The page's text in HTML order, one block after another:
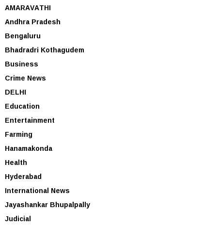
AMARAVATHI
Andhra Pradesh
Bengaluru
Bhadradri Kothagudem
Business
Crime News
DELHI
Education
Entertainment
Farming
Hanamakonda
Health
Hyderabad
International News
Jayashankar Bhupalpally
Judicial